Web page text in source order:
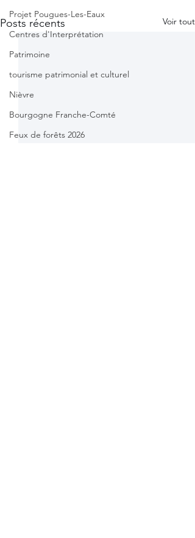
Projet Pougues-Les-Eaux
Centres d'Interprétation
Patrimoine
tourisme patrimonial et culturel
Nièvre
Bourgogne Franche-Comté
Feux de forêts 2026
Posts récents Voir tout